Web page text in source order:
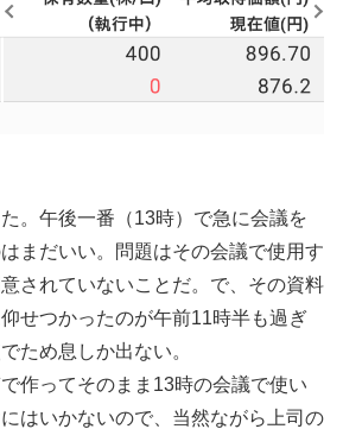
。午後一番（13時）で急に会議を
まだいい。問題はその会議で使用す
されていないことだ。で、その資料
せつかったのが午前11時半も過ぎ
ため息しか出ない。
作ってそのまま13時の会議で使い
はいかないので、当然ながら上司の